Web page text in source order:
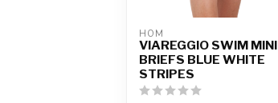
HOM
VIAREGGIO SWIM MINI
BRIEFS BLUE WHITE
STRIPES